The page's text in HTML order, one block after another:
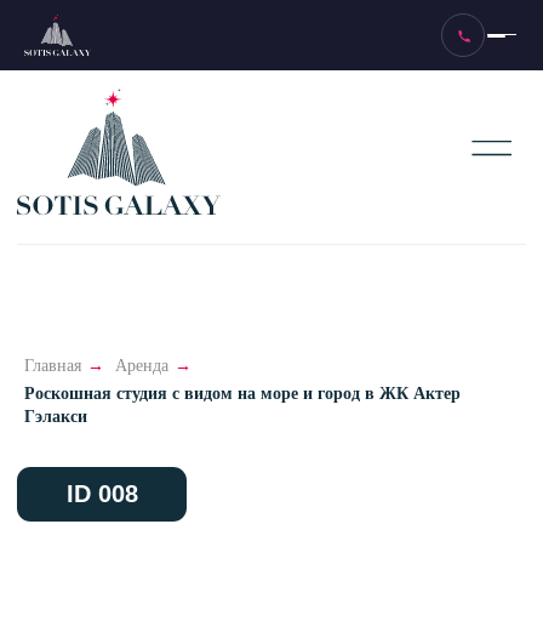
Главная → Аренда →
Роскошная студия с видом на море и город в ЖК Актер
Гэлакси
10 этаж, цена по запросу